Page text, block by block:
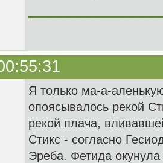
Я только ма-а-
опоясывалось рекой
рекой плача,
Стикс - согласно
Эреба. Фетида